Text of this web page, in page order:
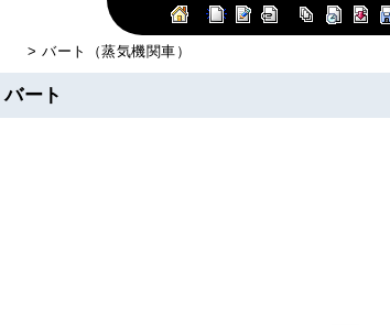
> バート（蒸気機関車）
バート